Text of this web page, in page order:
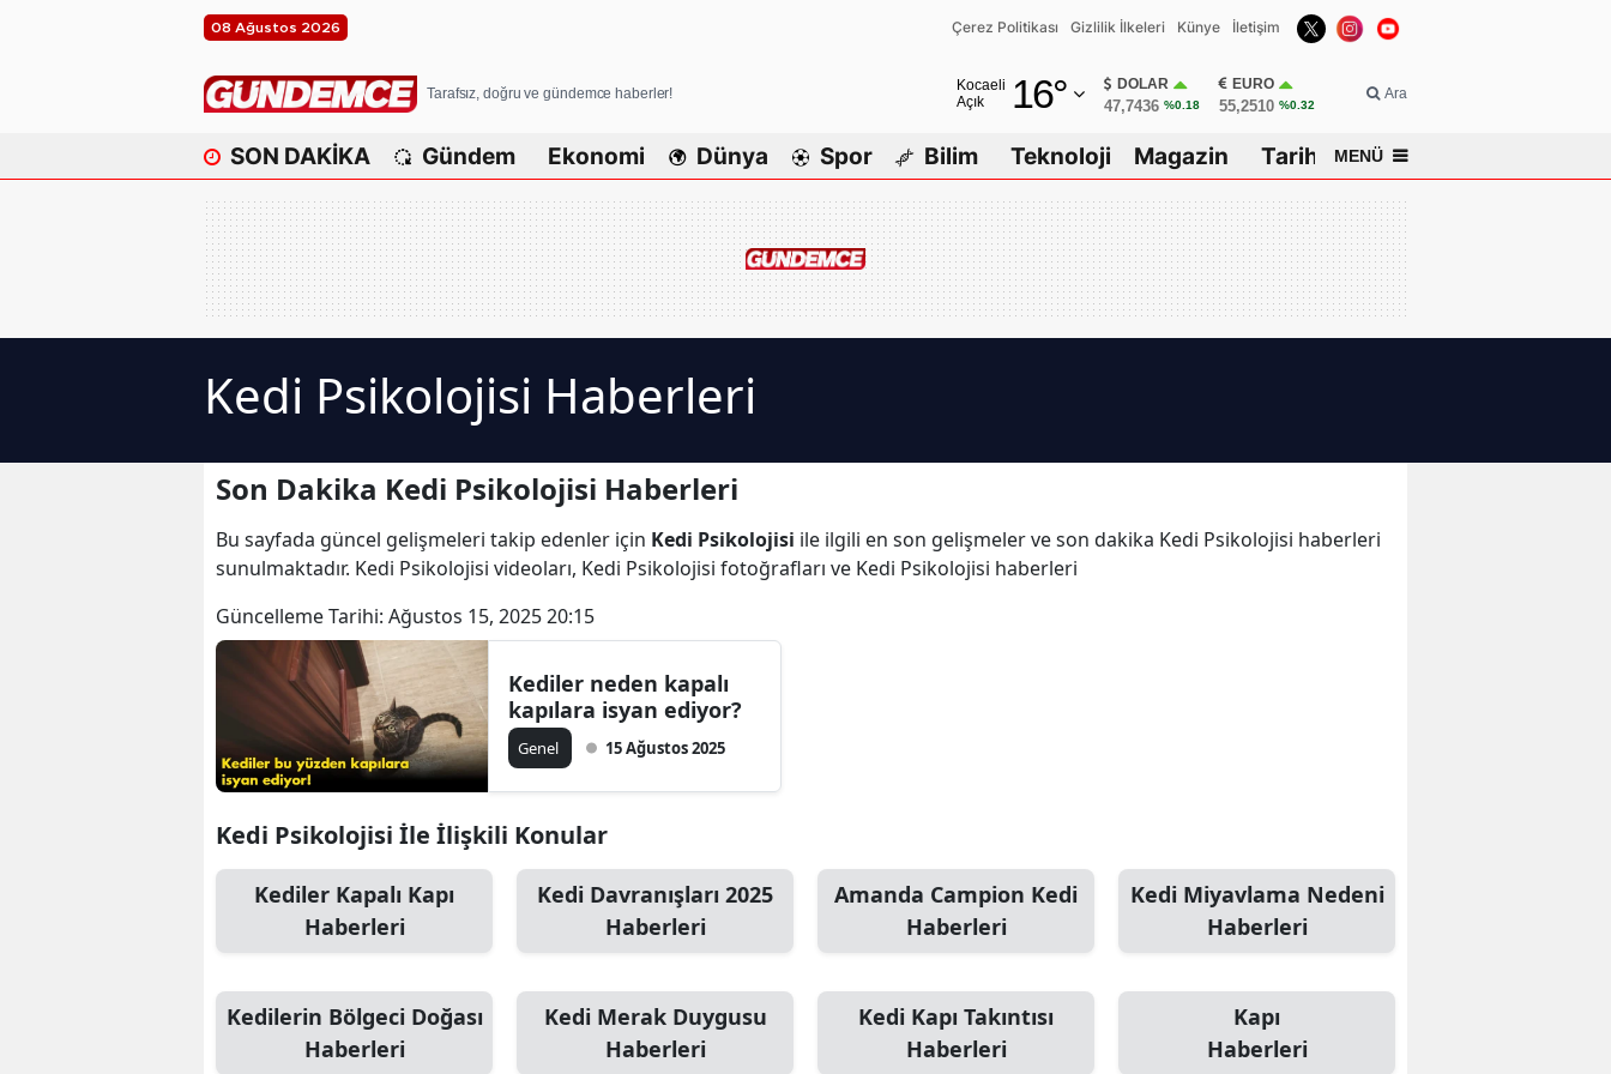
08 Ağustos 2026 Çerez Politikası Gizlilik İlkeleri Künye İletişim
Tarafsız, doğru ve gündemce haberler!
Kocaeli
Açık
16°
Afyonkarahisar
Ağrı
Amasya
Ankara
Aydın
Bilecik
Çankırı
Çorum
Denizli
Diyarbakır
DOLAR
47,7436 %0.18
EURO
55,2510 %0.32
Ara
SON DAKİKA Gündem Ekonomi Dünya Spor Bilim Teknoloji Magazin Tarih MENÜ
Kedi Psikolojisi Haberleri
Son Dakika Kedi Psikolojisi Haberleri
Bu sayfada güncel gelişmeleri takip edenler için Kedi Psikolojisi ile ilgili en son gelişmeler ve son dakika Kedi Psikolojisi haberleri
sunulmaktadır. Kedi Psikolojisi videoları, Kedi Psikolojisi fotoğrafları ve Kedi Psikolojisi haberleri
Güncelleme Tarihi: Ağustos 15, 2025 20:15
Kediler neden kapalı
kapılara isyan ediyor?
Genel 15 Ağustos 2025
Kedi Psikolojisi İle İlişkili Konular
Kediler Kapalı Kapı
Haberleri
Kedi Davranışları 2025
Haberleri
Amanda Campion Kedi
Haberleri
Kedi Miyavlama Nedeni
Haberleri
Kedilerin Bölgeci Doğası
Haberleri
Kedi Merak Duygusu
Haberleri
Kedi Kapı Takıntısı
Haberleri
Kapı
Haberleri